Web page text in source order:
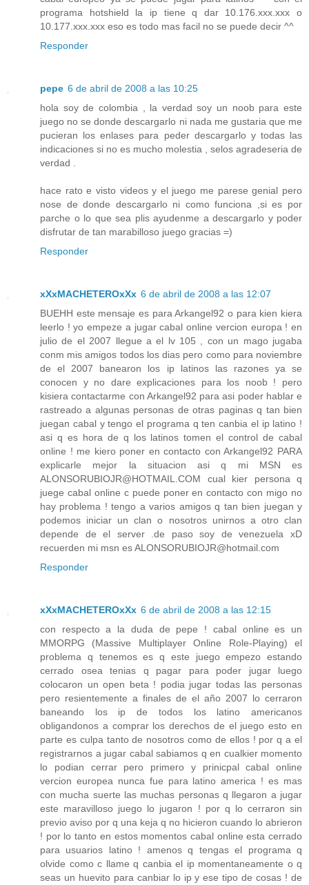
programa hotshield la ip tiene q dar 10.176.xxx.xxx o
10.177.xxx.xxx eso es todo mas facil no se puede decir ^^
Responder
pepe 6 de abril de 2008 a las 10:25
hola soy de colombia , la verdad soy un noob para este
juego no se donde descargarlo ni nada me gustaria que me
pucieran los enlases para peder descargarlo y todas las
indicaciones si no es mucho molestia , selos agradeseria de
verdad .
hace rato e visto videos y el juego me parese genial pero
nose de donde descargarlo ni como funciona ,si es por
parche o lo que sea plis ayudenme a descargarlo y poder
disfrutar de tan marabilloso juego gracias =)
Responder
xXxMACHETEROxXx 6 de abril de 2008 a las 12:07
BUEHH este mensaje es para Arkangel92 o para kien kiera
leerlo ! yo empeze a jugar cabal online vercion europa ! en
julio de el 2007 llegue a el lv 105 , con un mago jugaba
conm mis amigos todos los dias pero como para noviembre
de el 2007 banearon los ip latinos las razones ya se
conocen y no dare explicaciones para los noob ! pero
kisiera contactarme con Arkangel92 para asi poder hablar e
rastreado a algunas personas de otras paginas q tan bien
juegan cabal y tengo el programa q ten canbia el ip latino !
asi q es hora de q los latinos tomen el control de cabal
online ! me kiero poner en contacto con Arkangel92 PARA
explicarle mejor la situacion asi q mi MSN es
ALONSORUBIOJR@HOTMAIL.COM cual kier persona q
juege cabal online c puede poner en contacto con migo no
hay problema ! tengo a varios amigos q tan bien juegan y
podemos iniciar un clan o nosotros unirnos a otro clan
depende de el server .de paso soy de venezuela xD
recuerden mi msn es ALONSORUBIOJR@hotmail.com
Responder
xXxMACHETEROxXx 6 de abril de 2008 a las 12:15
con respecto a la duda de pepe ! cabal online es un
MMORPG (Massive Multiplayer Online Role-Playing) el
problema q tenemos es q este juego empezo estando
cerrado osea tenias q pagar para poder jugar luego
colocaron un open beta ! podia jugar todas las personas
pero resientemente a finales de el año 2007 lo cerraron
baneando los ip de todos los latino americanos
obligandonos a comprar los derechos de el juego esto en
parte es culpa tanto de nosotros como de ellos ! por q a el
registrarnos a jugar cabal sabiamos q en cualkier momento
lo podian cerrar pero primero y prinicpal cabal online
vercion europea nunca fue para latino america ! es mas
con mucha suerte las muchas personas q llegaron a jugar
este maravilloso juego lo jugaron ! por q lo cerraron sin
previo aviso por q una keja q no hicieron cuando lo abrieron
! por lo tanto en estos momentos cabal online esta cerrado
para usuarios latino ! amenos q tengas el programa q
olvide como c llame q canbia el ip momentaneamente o q
seas un huevito para canbiar lo ip y ese tipo de cosas ! de